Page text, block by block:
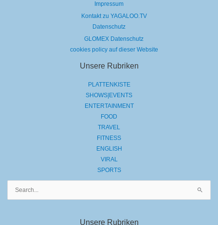
Impressum
Kontakt zu YAGALOO.TV
Datenschutz
GLOMEX Datenschutz
cookies policy auf dieser Website
Unsere Rubriken
PLATTENKISTE
SHOWS|EVENTS
ENTERTAINMENT
FOOD
TRAVEL
FITNESS
ENGLISH
VIRAL
SPORTS
Unsere Rubriken